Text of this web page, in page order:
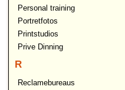
Personal training
Portretfotos
Printstudios
Prive Dinning
R
Reclamebureaus